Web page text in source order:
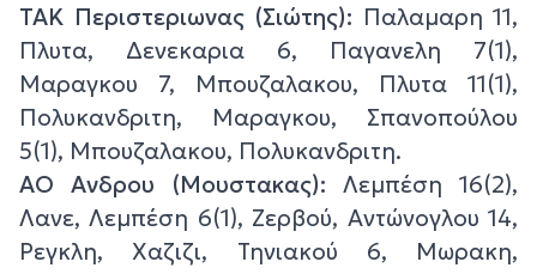
ΤΑΚ Περιστεριωνας (Σιώτης): Παλαμαρη 11,
Πλυτα, Δενεκαρια 6, Παγανελη 7(1),
Μαραγκου 7, Μπουζαλακου, Πλυτα 11(1),
Πολυκανδριτη, Μαραγκου, Σπανοπούλου
5(1), Μπουζαλακου, Πολυκανδριτη.
ΑΟ Ανδρου (Μουστακας): Λεμπέση 16(2),
Λανε, Λεμπέση 6(1), Ζερβού, Αντώνογλου 14,
Ρεγκλη, Χαζιζι, Τηνιακού 6, Μωρακη,